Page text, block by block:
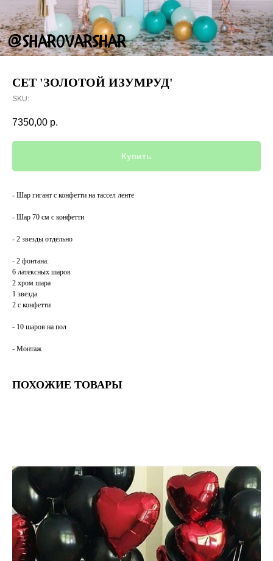
СЕТ 'ЗОЛОТОЙ ИЗУМРУД'
SKU:
7350,00 р.
Купить
- Шар гигант с конфетти на тассел ленте
- Шар 70 см с конфетти
- 2 звезды отдельно
- 2 фонтана:
6 латексных шаров
2 хром шара
1 звезда
2 с конфетти
- 10 шаров на пол
- Монтаж
ПОХОЖИЕ ТОВАРЫ